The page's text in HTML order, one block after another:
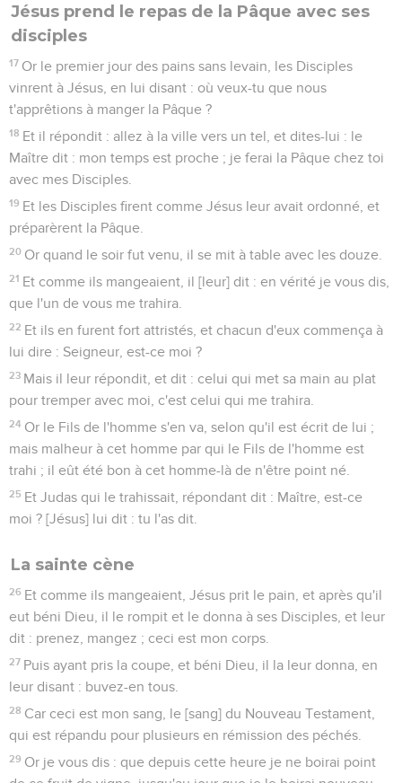
Jésus prend le repas de la Pâque avec ses
disciples
17 Or le premier jour des pains sans levain, les Disciples
vinrent à Jésus, en lui disant : où veux-tu que nous
t'apprêtions à manger la Pâque ?
18 Et il répondit : allez à la ville vers un tel, et dites-lui : le
Maître dit : mon temps est proche ; je ferai la Pâque chez toi
avec mes Disciples.
19 Et les Disciples firent comme Jésus leur avait ordonné, et
préparèrent la Pâque.
20 Or quand le soir fut venu, il se mit à table avec les douze.
21 Et comme ils mangeaient, il [leur] dit : en vérité je vous dis,
que l'un de vous me trahira.
22 Et ils en furent fort attristés, et chacun d'eux commença à
lui dire : Seigneur, est-ce moi ?
23 Mais il leur répondit, et dit : celui qui met sa main au plat
pour tremper avec moi, c'est celui qui me trahira.
24 Or le Fils de l'homme s'en va, selon qu'il est écrit de lui ;
mais malheur à cet homme par qui le Fils de l'homme est
trahi ; il eût été bon à cet homme-là de n'être point né.
25 Et Judas qui le trahissait, répondant dit : Maître, est-ce
moi ? [Jésus] lui dit : tu l'as dit.
La sainte cène
26 Et comme ils mangeaient, Jésus prit le pain, et après qu'il
eut béni Dieu, il le rompit et le donna à ses Disciples, et leur
dit : prenez, mangez ; ceci est mon corps.
27 Puis ayant pris la coupe, et béni Dieu, il la leur donna, en
leur disant : buvez-en tous.
28 Car ceci est mon sang, le [sang] du Nouveau Testament,
qui est répandu pour plusieurs en rémission des péchés.
29 Or je vous dis : que depuis cette heure je ne boirai point